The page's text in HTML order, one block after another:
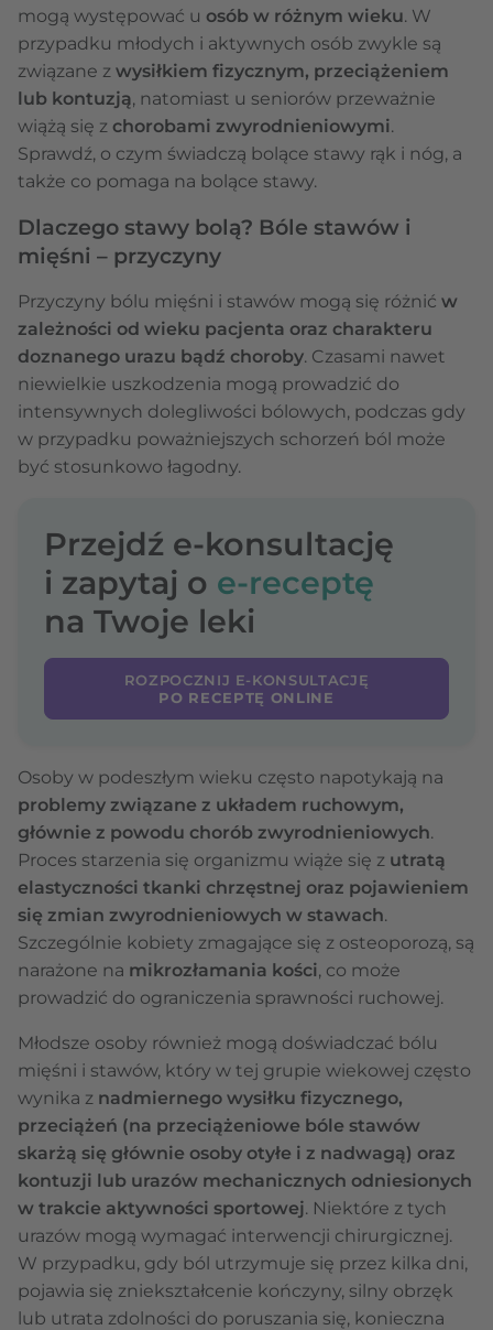
mogą występować u osób w różnym wieku. W
przypadku młodych i aktywnych osób zwykle są
związane z wysiłkiem fizycznym, przeciążeniem
lub kontuzją, natomiast u seniorów przeważnie
wiążą się z chorobami zwyrodnieniowymi.
Sprawdź, o czym świadczą bolące stawy rąk i nóg, a
także co pomaga na bolące stawy.
Dlaczego stawy bolą? Bóle stawów i
mięśni – przyczyny
Przyczyny bólu mięśni i stawów mogą się różnić w
zależności od wieku pacjenta oraz charakteru
doznanego urazu bądź choroby. Czasami nawet
niewielkie uszkodzenia mogą prowadzić do
intensywnych dolegliwości bólowych, podczas gdy
w przypadku poważniejszych schorzeń ból może
być stosunkowo łagodny.
Przejdź e-konsultację
i zapytaj o e-receptę
na Twoje leki
ROZPOCZNIJ E-KONSULTACJĘ
PO RECEPTĘ ONLINE
Osoby w podeszłym wieku często napotykają na
problemy związane z układem ruchowym,
głównie z powodu chorób zwyrodnieniowych.
Proces starzenia się organizmu wiąże się z utratą
elastyczności tkanki chrzęstnej oraz pojawieniem
się zmian zwyrodnieniowych w stawach.
Szczególnie kobiety zmagające się z osteoporozą, są
narażone na mikrozłamania kości, co może
prowadzić do ograniczenia sprawności ruchowej.
Młodsze osoby również mogą doświadczać bólu
mięśni i stawów, który w tej grupie wiekowej często
wynika z nadmiernego wysiłku fizycznego,
przeciążeń (na przeciążeniowe bóle stawów
skarżą się głównie osoby otyłe i z nadwagą) oraz
kontuzji lub urazów mechanicznych odniesionych
w trakcie aktywności sportowej. Niektóre z tych
urazów mogą wymagać interwencji chirurgicznej.
W przypadku, gdy ból utrzymuje się przez kilka dni,
pojawia się zniekształcenie kończyny, silny obrzęk
lub utrata zdolności do poruszania się, konieczna